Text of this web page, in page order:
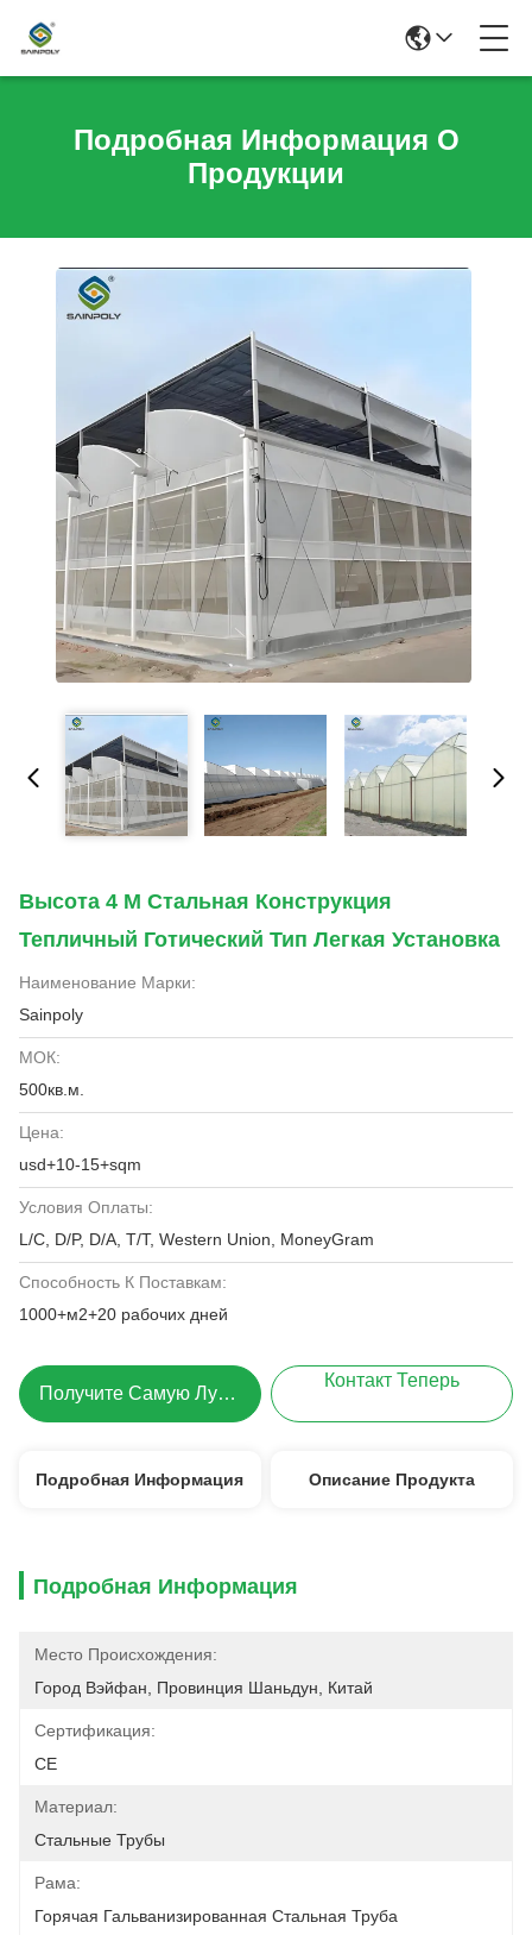
Подробная Информация О
Продукции
Высота 4 М Стальная Конструкция
Тепличный Готический Тип Легкая Установка
Наименование Марки:
Sainpoly
МОК:
500кв.м.
Цена:
usd+10-15+sqm
Условия Оплаты:
L/C, D/P, D/A, T/T, Western Union, MoneyGram
Способность К Поставкам:
1000+м2+20 рабочих дней
Получите Самую Лучшую Цену
Контакт Теперь
Подробная Информация Описание Продукта
Подробная Информация
Место Происхождения:
Город Вэйфан, Провинция Шаньдун, Китай
Сертификация:
CE
Материал:
Стальные Трубы
Рама:
Горячая Гальванизированная Стальная Труба